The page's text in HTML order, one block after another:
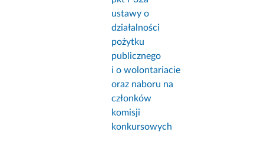
ustawy o
działalności
pożytku
publicznego
i o wolontariacie
oraz naboru na
członków
komisji
konkursowych